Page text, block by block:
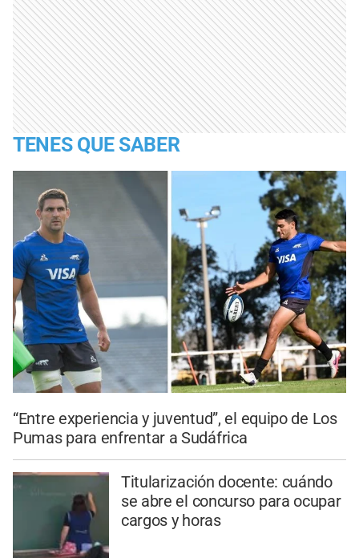
TENES QUE SABER
“Entre experiencia y juventud”, el equipo de Los
Pumas para enfrentar a Sudáfrica
Titularización docente: cuándo
se abre el concurso para ocupar
cargos y horas